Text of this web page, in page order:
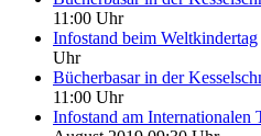
11:00 Uhr
Infostand beim Weltkindertag
Uhr
Bücherbasar in der
11:00 Uhr
Infostand am Internationalen